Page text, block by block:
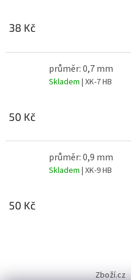
38 Kč
průměr: 0,7 mm
Skladem | XK-7 HB
50 Kč
průměr: 0,9 mm
Skladem | XK-9 HB
50 Kč
Zboží.cz